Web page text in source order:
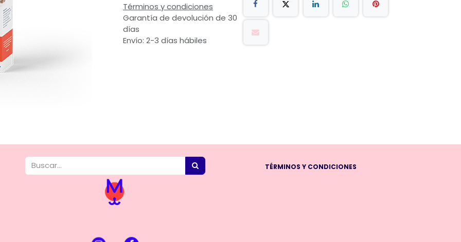
Términos y condiciones
Garantía de devolución de 30
días
Envío: 2-3 días hábiles
TÉRMINOS Y CONDICIONES